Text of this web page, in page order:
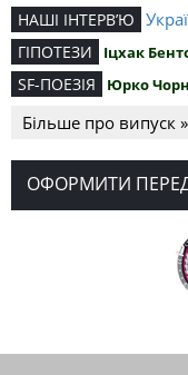
НАШІ ІНТЕРВ’Ю
ГІПОТЕЗИ Іцхак
SF-ПОЕЗІЯ Юрко
Більше про випуск »
ОФОРМИТИ